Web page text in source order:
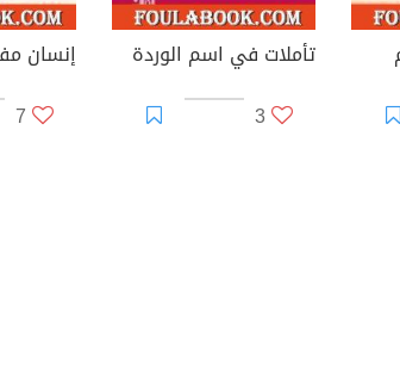
تأملات في اسم الوردة
3
7